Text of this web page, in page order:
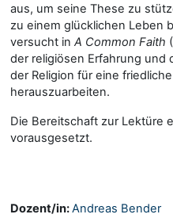
aus, um seine These zu
zu einem glücklichen Leben
versucht in A Common Faith
der religiösen Erfahrung und
der Religion für eine
herauszuarbeiten.
Die Bereitschaft zur Lektüre
vorausgesetzt.
Dozent/in:Andreas Bender